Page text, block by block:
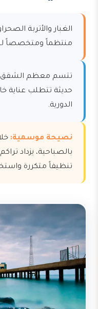
الغبار والأتربة
منتظماً ومتخصصاً
تتسم معظم الشقق
حديثة تتطلب عناية
الدورية.
نصيحة موسمية:
بالصباحية، يزداد
تنظيفاً متكررة